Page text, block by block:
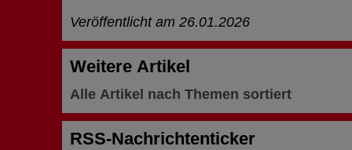
Veröffentlicht am 26.01.2026
Weitere Artikel
Alle Artikel nach Themen sortiert
RSS-Nachrichtenticker